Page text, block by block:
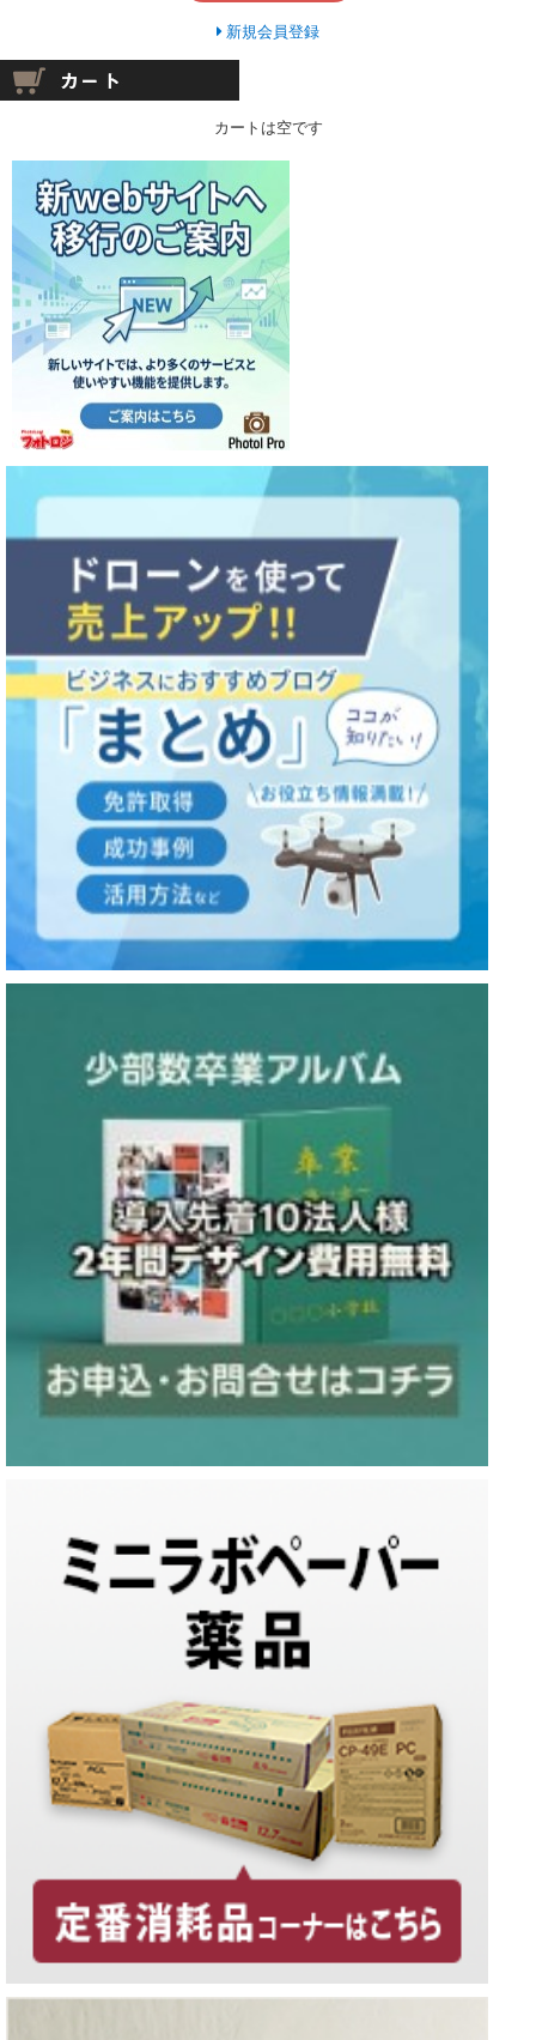
新規会員登録
カートは空です